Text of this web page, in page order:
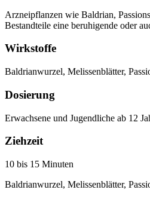
Arzneipflanzen wie Baldrian,
Bestandteile eine beruhigende oder
Wirkstoffe
Baldrianwurzel, Melissenblätter,
Dosierung
Erwachsene und Jugendliche ab 12
Ziehzeit
10 bis 15 Minuten
Baldrianwurzel, Melissenblätter,